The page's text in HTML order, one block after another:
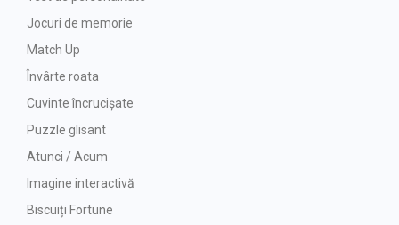
Jocuri de memorie
Match Up
Învârte roata
Cuvinte încrucișate
Puzzle glisant
Atunci / Acum
Imagine interactivă
Biscuiți Fortune